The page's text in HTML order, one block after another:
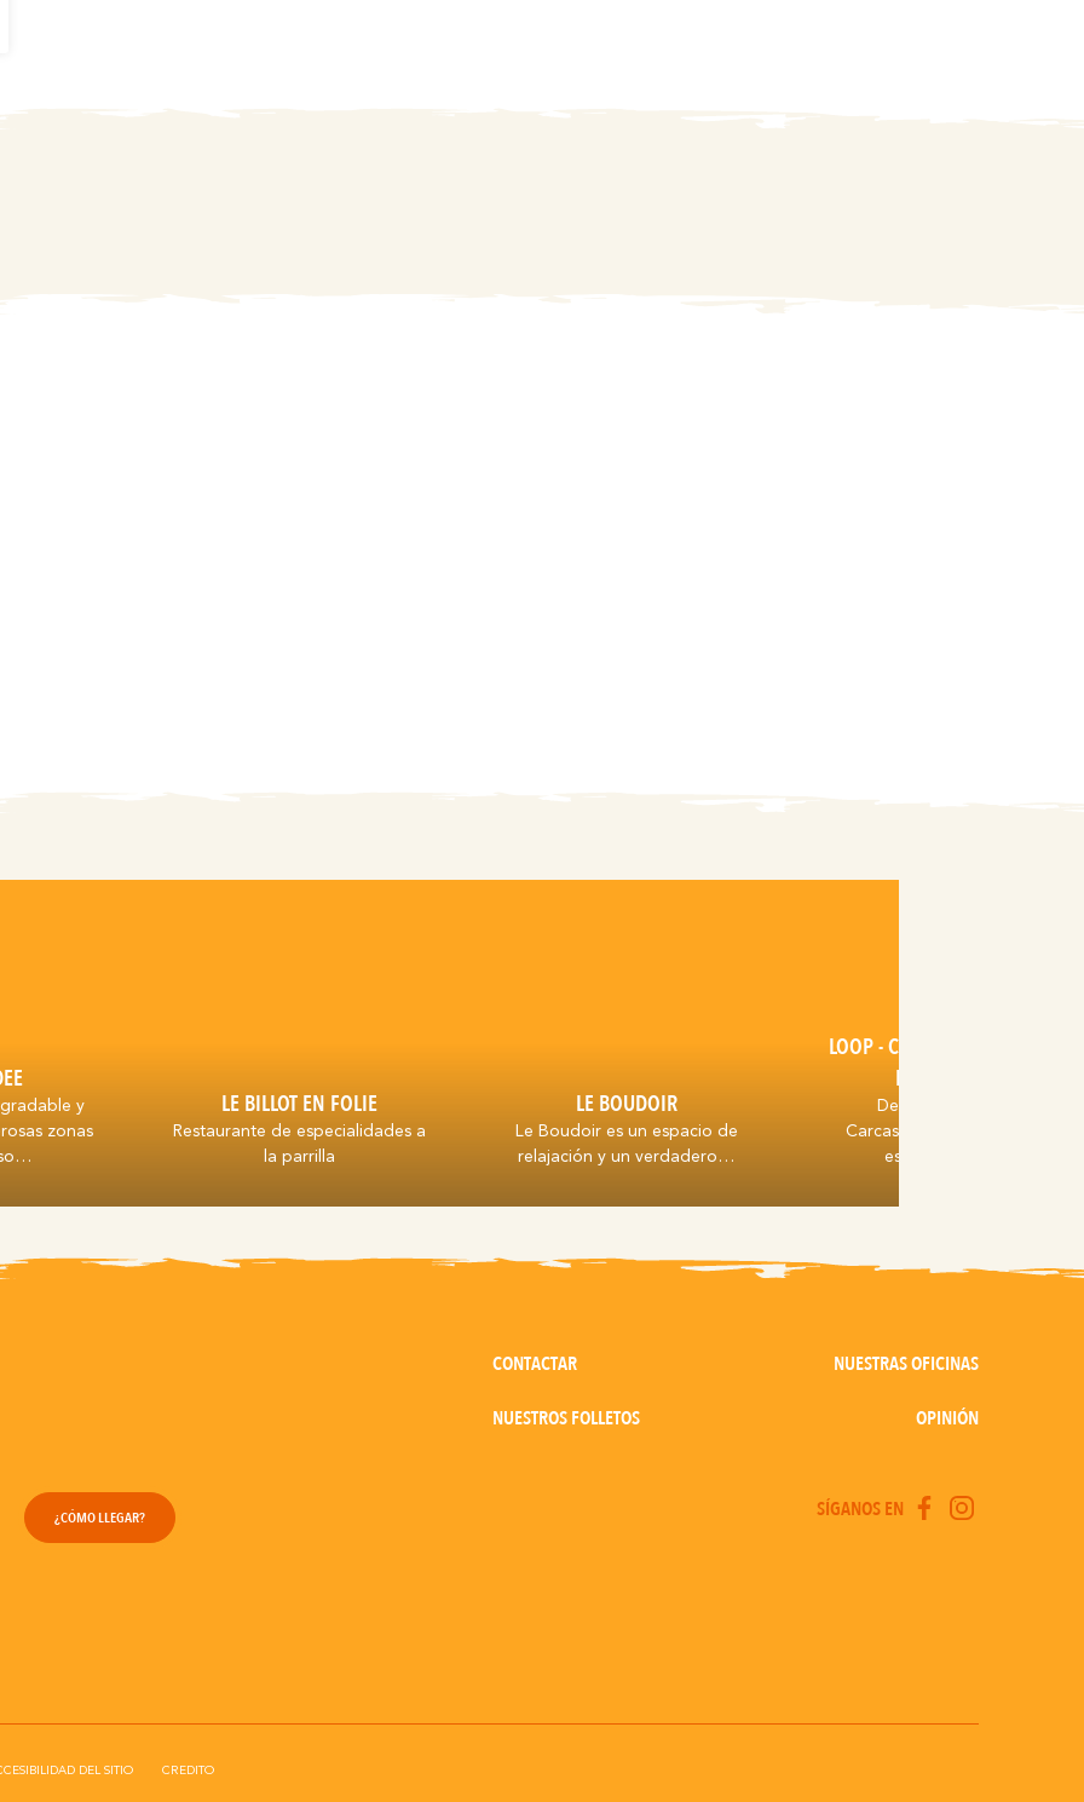
y
zonas
LE BILLOT EN FOLIE
Restaurante de especialidades a
la parrilla
LE BOUDOIR
Le Boudoir es un espacio de
relajación y un verdadero…
LOOP - CARCASSONNE - VISITA
DE LA CIUDAD
Desde el puerto de
Carcassonne, pasee por las
estrechas calles…
¿CÓMO LLEGAR?
CONTACTAR NUESTRAS OFICINAS
NUESTROS FOLLETOS OPINIÓN
SÍGANOS EN
DEL SITIO CREDITO